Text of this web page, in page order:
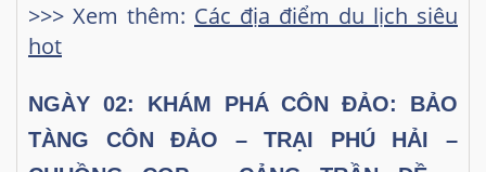
>>> Xem thêm: Các địa điểm du lịch siêu
hot
NGÀY 02: KHÁM PHÁ CÔN ĐẢO: BẢO
TÀNG CÔN ĐẢO – TRẠI PHÚ HẢI –